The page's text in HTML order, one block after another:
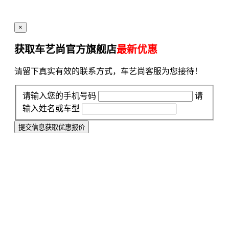
×
获取车艺尚官方旗舰店最新优惠
请留下真实有效的联系方式，车艺尚客服为您接待！
请输入您的手机号码
请
输入姓名或车型
提交信息获取优惠报价